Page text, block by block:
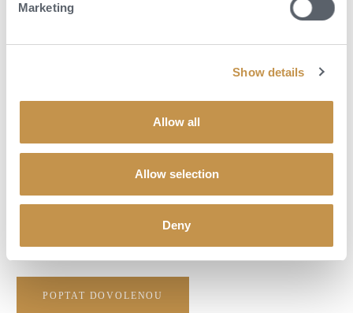
Marketing
Show details
Allow all
Allow selection
Deny
Waldorf Astoria London Admiralty Arch je ideálním zázemím pro
elegantní společenské prostory vhodné pro odpočinek po dni stráveném
Okolí hotelu má prakticky vše, co od Londýna očekáváte. Během
několika minut se hosté dostanou do St. James’s Parku, na Bond Street,
také privátní prohlídky města, plavby po Temži, návštěvy aukčních
síní, galerií a klubů nebo výlety za anglickým venkovem mimo město.
POPTAT DOVOLENOU